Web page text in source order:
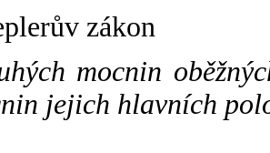
zákon
mocnin
jejich hlavních